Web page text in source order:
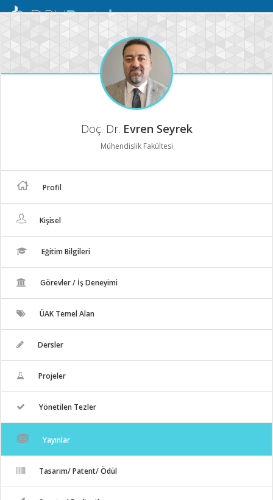
Mobil
Doç. Dr. Evren Seyrek
Mühendislik Fakültesi
Profil
Kişisel
Eğitim Bilgileri
Görevler / İş Deneyimi
ÜAK Temel Alan
Dersler
Projeler
Yönetilen Tezler
Yayınlar
Tasarım/ Patent/ Ödül